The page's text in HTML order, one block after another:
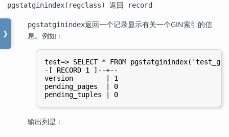
❯
pgstatginindex(regclass) 返回 record
pgstatginindex返回一个记录显示有关一个GIN索引的信
息。例如：
test=> SELECT * FROM
-[ RECORD 1 ]--+--
version        | 1
pending_pages  | 0
输出列是：